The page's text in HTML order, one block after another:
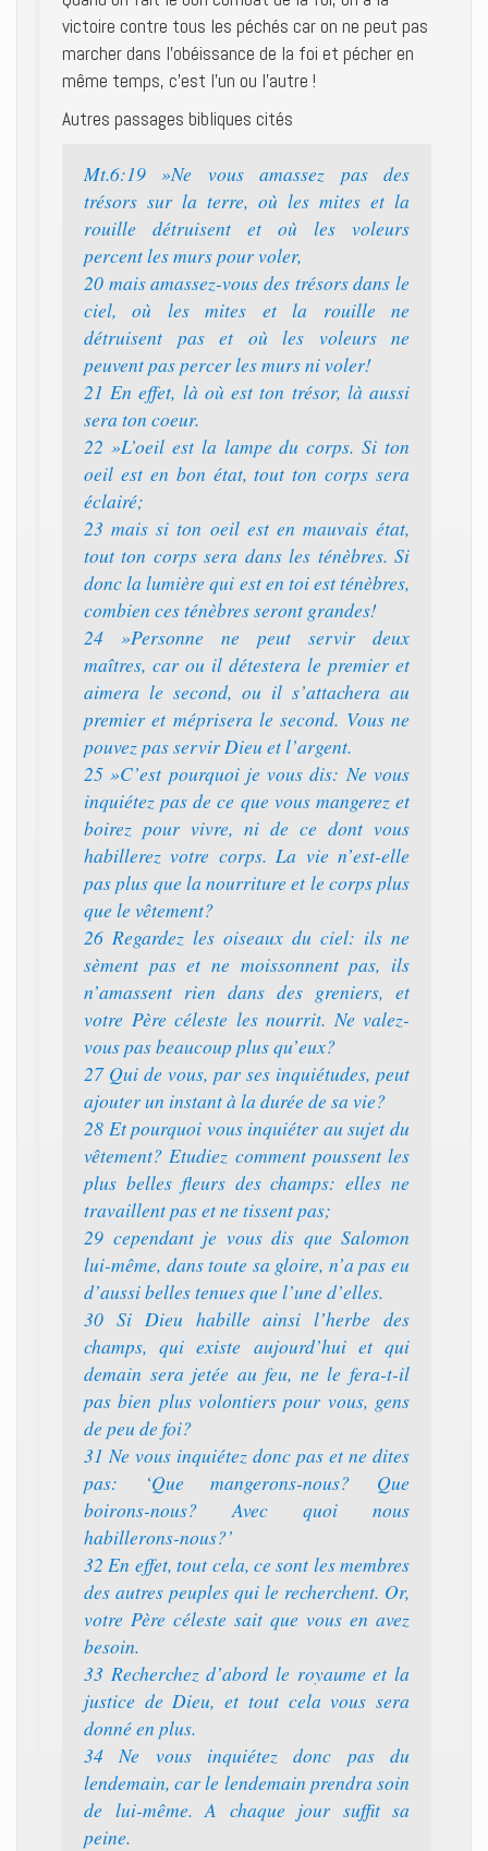
victoire contre tous les péchés car on ne peut pas
marcher dans l’obéissance de la foi et pécher en
même temps, c’est l’un ou l’autre !
Autres passages bibliques cités
Mt.6:19 »Ne vous amassez pas des
trésors sur la terre, où les mites et la
rouille détruisent et où les voleurs
percent les murs pour voler,
20 mais amassez-vous des trésors dans le
ciel, où les mites et la rouille ne
détruisent pas et où les voleurs ne
peuvent pas percer les murs ni voler!
21 En effet, là où est ton trésor, là aussi
sera ton coeur.
22 »L’oeil est la lampe du corps. Si ton
oeil est en bon état, tout ton corps sera
éclairé;
23 mais si ton oeil est en mauvais état,
tout ton corps sera dans les ténèbres. Si
donc la lumière qui est en toi est ténèbres,
combien ces ténèbres seront grandes!
24 »Personne ne peut servir deux
maîtres, car ou il détestera le premier et
aimera le second, ou il s’attachera au
premier et méprisera le second. Vous ne
pouvez pas servir Dieu et l’argent.
25 »C’est pourquoi je vous dis: Ne vous
inquiétez pas de ce que vous mangerez et
boirez pour vivre, ni de ce dont vous
habillerez votre corps. La vie n’est-elle
pas plus que la nourriture et le corps plus
que le vêtement?
26 Regardez les oiseaux du ciel: ils ne
sèment pas et ne moissonnent pas, ils
n’amassent rien dans des greniers, et
votre Père céleste les nourrit. Ne valez-
vous pas beaucoup plus qu’eux?
27 Qui de vous, par ses inquiétudes, peut
ajouter un instant à la durée de sa vie?
28 Et pourquoi vous inquiéter au sujet du
vêtement? Etudiez comment poussent les
plus belles fleurs des champs: elles ne
travaillent pas et ne tissent pas;
29 cependant je vous dis que Salomon
lui-même, dans toute sa gloire, n’a pas eu
d’aussi belles tenues que l’une d’elles.
30 Si Dieu habille ainsi l’herbe des
champs, qui existe aujourd’hui et qui
demain sera jetée au feu, ne le fera-t-il
pas bien plus volontiers pour vous, gens
de peu de foi?
31 Ne vous inquiétez donc pas et ne dites
pas: ‘Que mangerons-nous? Que
boirons-nous? Avec quoi nous
habillerons-nous?’
32 En effet, tout cela, ce sont les membres
des autres peuples qui le recherchent. Or,
votre Père céleste sait que vous en avez
besoin.
33 Recherchez d’abord le royaume et la
justice de Dieu, et tout cela vous sera
donné en plus.
34 Ne vous inquiétez donc pas du
lendemain, car le lendemain prendra soin
de lui-même. A chaque jour suffit sa
peine.